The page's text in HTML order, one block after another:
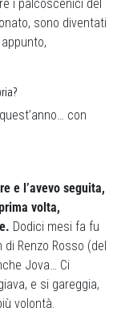
i palcoscenici del
sono diventati
con
e l’avevo seguita,
volta,
Dodici mesi fa fu
Renzo Rosso (del
Jova… Ci
e si gareggia,
volontà.